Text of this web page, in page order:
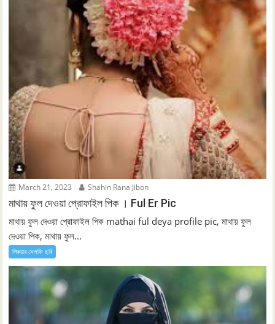
March 21, 2023 Shahin Rana Jibon
মাথায় ফুল দেওয়া প্রোফাইল পিক । Ful Er Pic
মাথায় ফুল দেওয়া প্রোফাইল পিক mathai ful deya profile pic, মাথায় ফুল
দেওয়া পিক, মাথায় ফুল...
পিকচার সেলফি ছবি